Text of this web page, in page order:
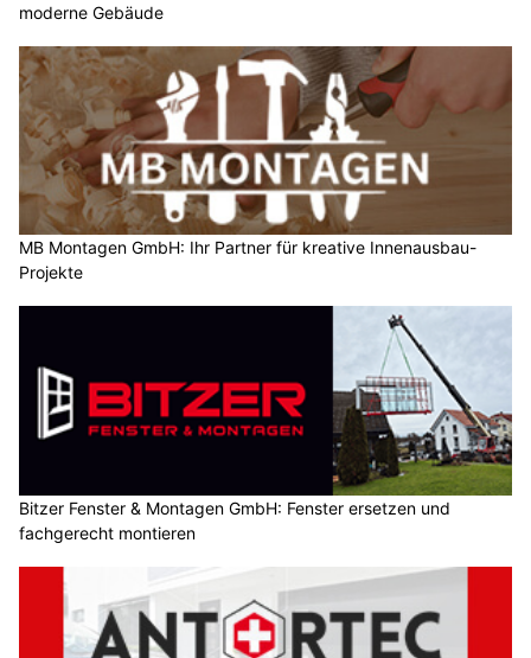
moderne Gebäude
MB Montagen GmbH: Ihr Partner für kreative Innenausbau-
Projekte
Bitzer Fenster & Montagen GmbH: Fenster ersetzen und
fachgerecht montieren